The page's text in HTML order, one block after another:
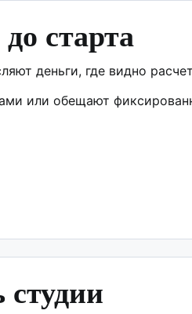
старта
деньги, где видно
или обещают